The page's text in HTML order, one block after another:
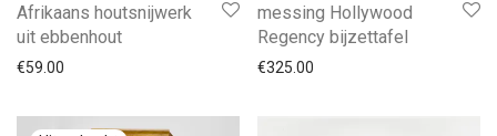
Afrikaans houtsnijwerk
uit ebbenhout
€59.00
messing Hollywood
Regency bijzettafel
€325.00